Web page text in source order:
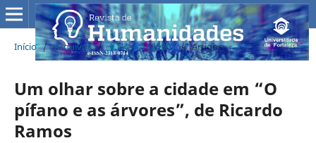
Início / Arquivos / v. 24 n. 1 (2009) / Artigos
Um olhar sobre a cidade em “O
pífano e as árvores”, de Ricardo
Ramos